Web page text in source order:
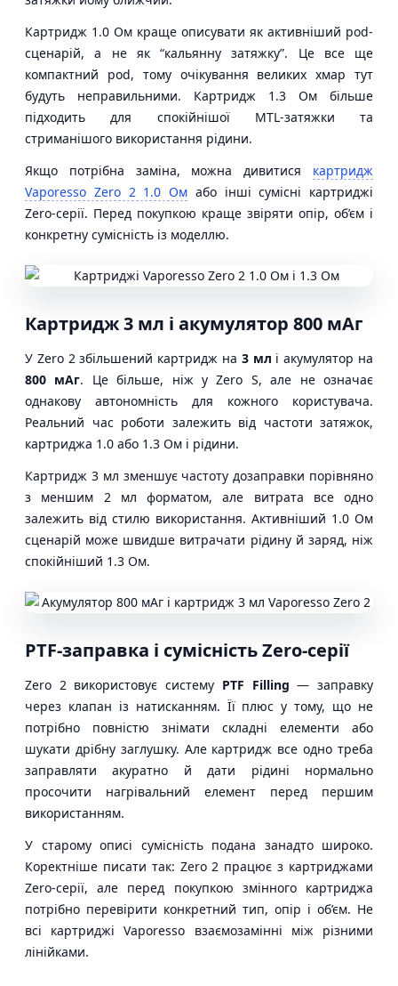
Картридж 1.0 Ом краще описувати як активніший pod-
сценарій, а не як “кальянну затяжку”. Це все ще
компактний pod, тому очікування великих хмар тут
будуть неправильними. Картридж 1.3 Ом більше
підходить для спокійнішої MTL-затяжки та
стриманішого використання рідини.
Якщо потрібна заміна, можна дивитися картридж
Vaporesso Zero 2 1.0 Ом або інші сумісні картриджі
Zero-серії. Перед покупкою краще звіряти опір, об’єм і
конкретну сумісність із моделлю.
Картридж 3 мл і акумулятор 800 мАг
У Zero 2 збільшений картридж на 3 мл і акумулятор на
800 мАг. Це більше, ніж у Zero S, але не означає
однакову автономність для кожного користувача.
Реальний час роботи залежить від частоти затяжок,
картриджа 1.0 або 1.3 Ом і рідини.
Картридж 3 мл зменшує частоту дозаправки порівняно
з меншим 2 мл форматом, але витрата все одно
залежить від стилю використання. Активніший 1.0 Ом
сценарій може швидше витрачати рідину й заряд, ніж
спокійніший 1.3 Ом.
PTF-заправка і сумісність Zero-серії
Zero 2 використовує систему PTF Filling — заправку
через клапан із натисканням. Її плюс у тому, що не
потрібно повністю знімати складні елементи або
шукати дрібну заглушку. Але картридж все одно треба
заправляти акуратно й дати рідині нормально
просочити нагрівальний елемент перед першим
використанням.
У старому описі сумісність подана занадто широко.
Коректніше писати так: Zero 2 працює з картриджами
Zero-серії, але перед покупкою змінного картриджа
потрібно перевірити конкретний тип, опір і об’єм. Не
всі картриджі Vaporesso взаємозамінні між різними
лінійками.